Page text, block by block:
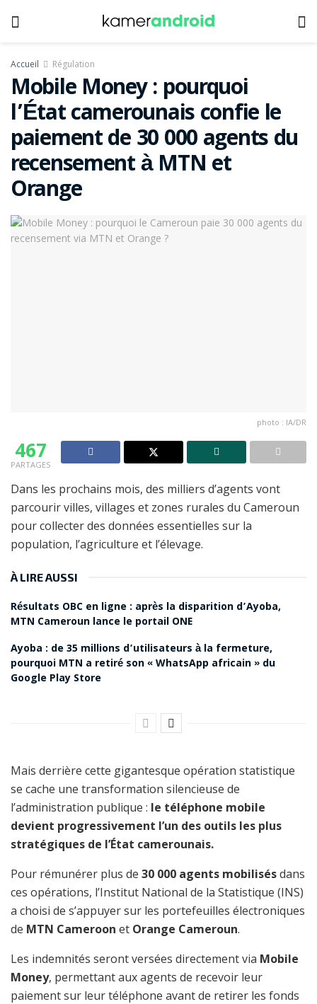
Accueil Régulation
Mobile Money : pourquoi
l’État camerounais confie le
paiement de 30 000 agents du
recensement à MTN et
Orange
photo : IA/DR
467
PARTAGES
Dans les prochains mois, des milliers d’agents vont
parcourir villes, villages et zones rurales du Cameroun
pour collecter des données essentielles sur la
population, l’agriculture et l’élevage.
À LIRE AUSSI
Résultats OBC en ligne : après la disparition d’Ayoba,
MTN Cameroun lance le portail ONE
Ayoba : de 35 millions d’utilisateurs à la fermeture,
pourquoi MTN a retiré son « WhatsApp africain » du
Google Play Store
Mais derrière cette gigantesque opération statistique
se cache une transformation silencieuse de
l’administration publique : le téléphone mobile
devient progressivement l’un des outils les plus
stratégiques de l’État camerounais.
Pour rémunérer plus de 30 000 agents mobilisésdans
ces opérations, l’Institut National de la Statistique (INS)
a choisi de s’appuyer sur les portefeuilles électroniques
de MTN Cameroon et Orange Cameroun.
Les indemnités seront versées directement via Mobile
Money, permettant aux agents de recevoir leur
paiement sur leur téléphone avant de retirer les fonds